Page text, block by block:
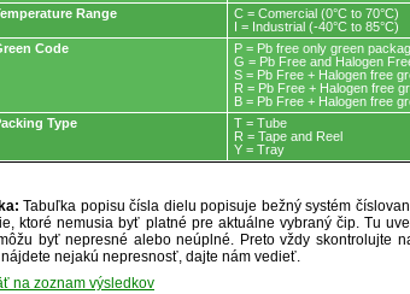
Range
C = Comercial (0°C to 70°C)
I = Industrial (-40°C to 85°C)
Code
P = Pb free only green
G = Pb Free and Halogen
S = Pb Free + Halogen free
R = Pb Free + Halogen free
B = Pb Free + Halogen free
Type
T = Tube
R = Tape and Reel
Y = Tray
Tabuľka popisu čísla dielu popisuje bežný systém
ktoré nemusia byť platné pre aktuálne vybraný čip. Tu
byť nepresné alebo neúplné. Preto vždy skontrolujte
nejakú nepresnosť, dajte nám vedieť.
na zoznam výsledkov